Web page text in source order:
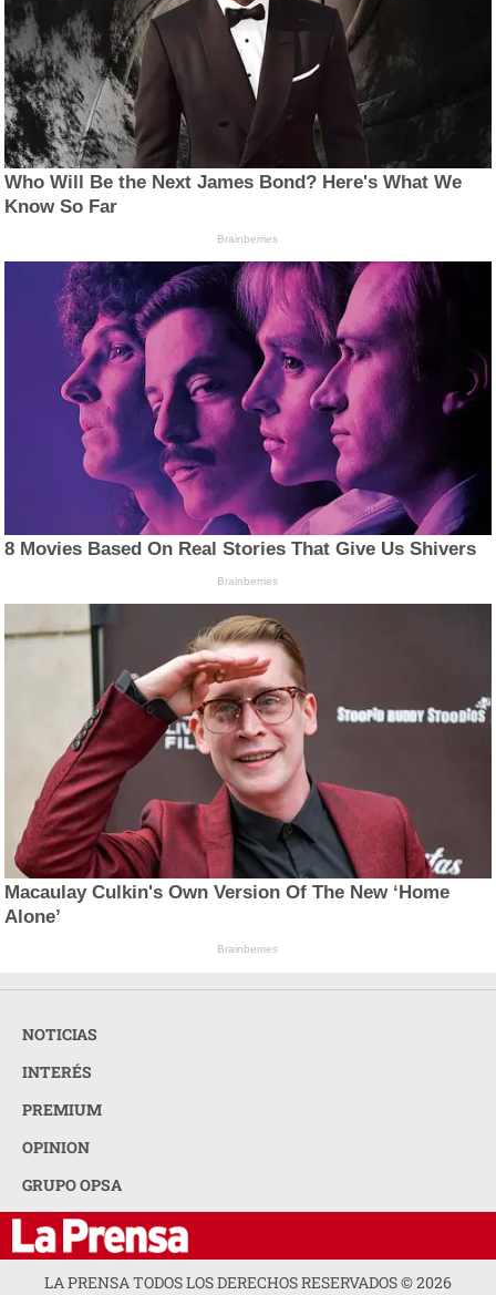
Who Will Be the Next James Bond? Here's What We
Know So Far
Brainberries
8 Movies Based On Real Stories That Give Us Shivers
Brainberries
Macaulay Culkin's Own Version Of The New ‘Home
Alone’
Brainberries
NOTICIAS
INTERÉS
PREMIUM
OPINION
GRUPO OPSA
LA PRENSA TODOS LOS DERECHOS RESERVADOS ©2026